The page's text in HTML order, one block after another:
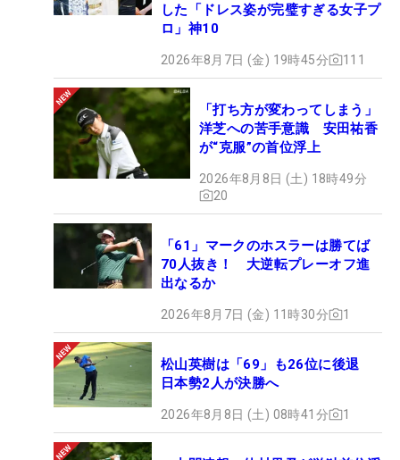
した「ドレス姿が完璧すぎる女子プ
ロ」神10
2026年8月7日 (金) 19時45分 111
「打ち方が変わってしまう」
洋芝への苦手意識 安田祐香
が“克服”の首位浮上
2026年8月8日 (土) 18時49分
20
「61」マークのホスラーは勝てば
70人抜き！ 大逆転プレーオフ進
出なるか
2026年8月7日 (金) 11時30分 1
松山英樹は「69」も26位に後退
日本勢2人が決勝へ
2026年8月8日 (土) 08時41分 1